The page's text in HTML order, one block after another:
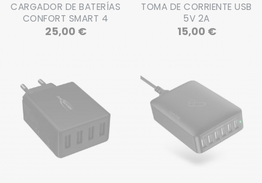
CARGADOR DE BATERÍAS
CONFORT SMART 4
25,00 €Precio
TOMA DE CORRIENTE USB
5V 2A
15,00 €Precio